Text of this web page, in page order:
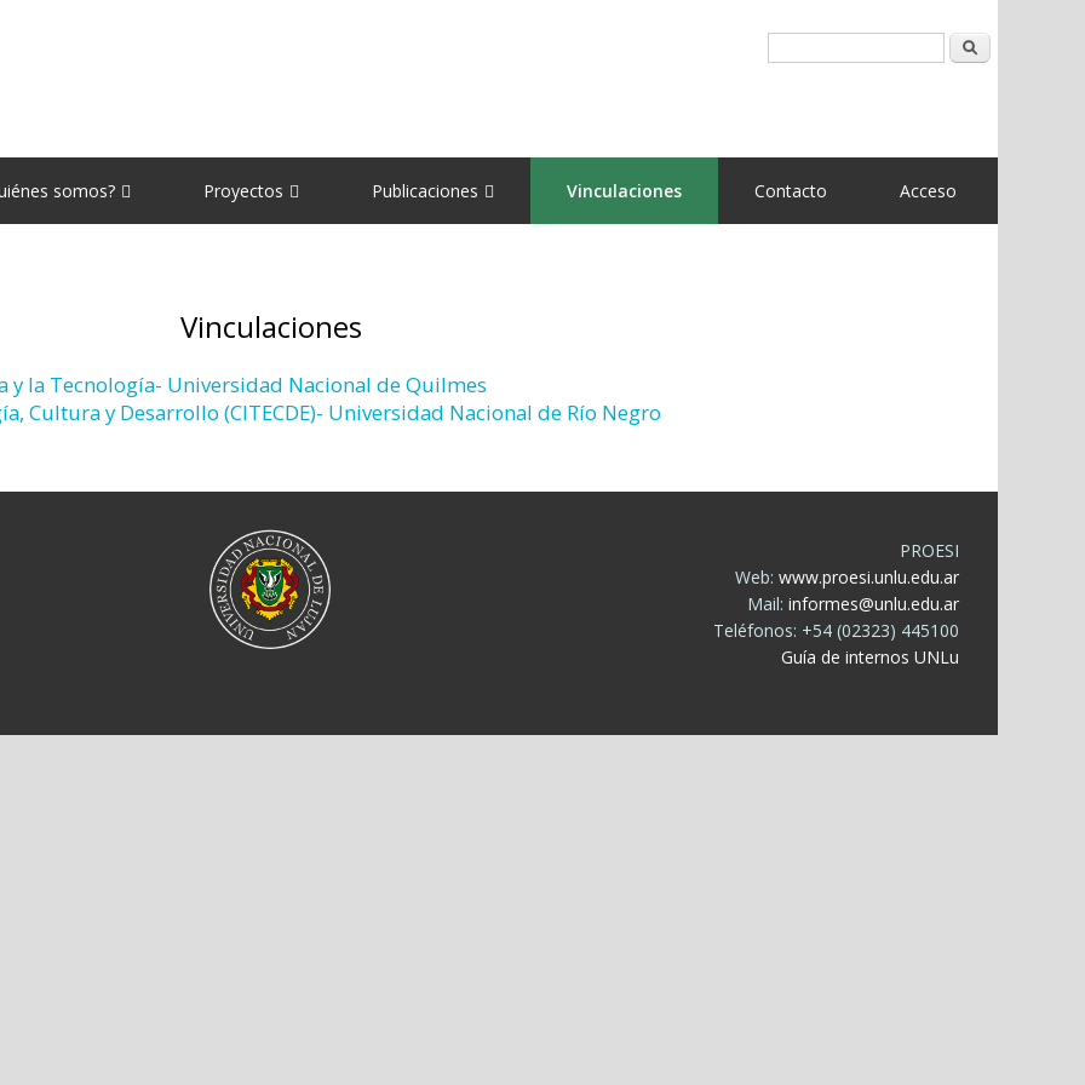
somos? Proyectos Publicaciones Vinculaciones Contacto Acceso
Vinculaciones
y la Tecnología- Universidad Nacional de Quilmes
Cultura y Desarrollo (CITECDE)- Universidad Nacional de Río Negro
PROESI
Web: www.proesi.unlu.edu.ar
Mail: informes@unlu.edu.ar
Teléfonos: +54 (02323) 445100
Guía de internos UNLu